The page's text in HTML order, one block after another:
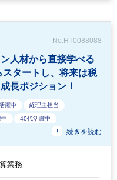
No.HT0088088
人材から直接学べる
タートし、将来は税
長ポジション！
躍中 経理主担当
40代活躍中
経験必須
等のOJT 土日祝休み
続きを読む
経理 決算業務